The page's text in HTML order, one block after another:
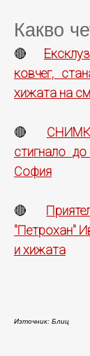
Какво
🔴
ковчег,
хижата на
🔴
стигнало
София
🔴
"Петрохан"
и хижата
Източник: Блиц